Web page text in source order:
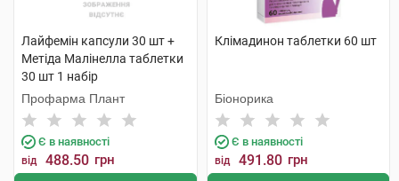
Лайфемін капсули 30 шт +
Метіда Малінелла таблетки
30 шт 1 набір
Профарма Плант
Є в наявності
від 488.50 грн
Клімадинон таблетки 60 шт
Біонорика
Є в наявності
від 491.80 грн